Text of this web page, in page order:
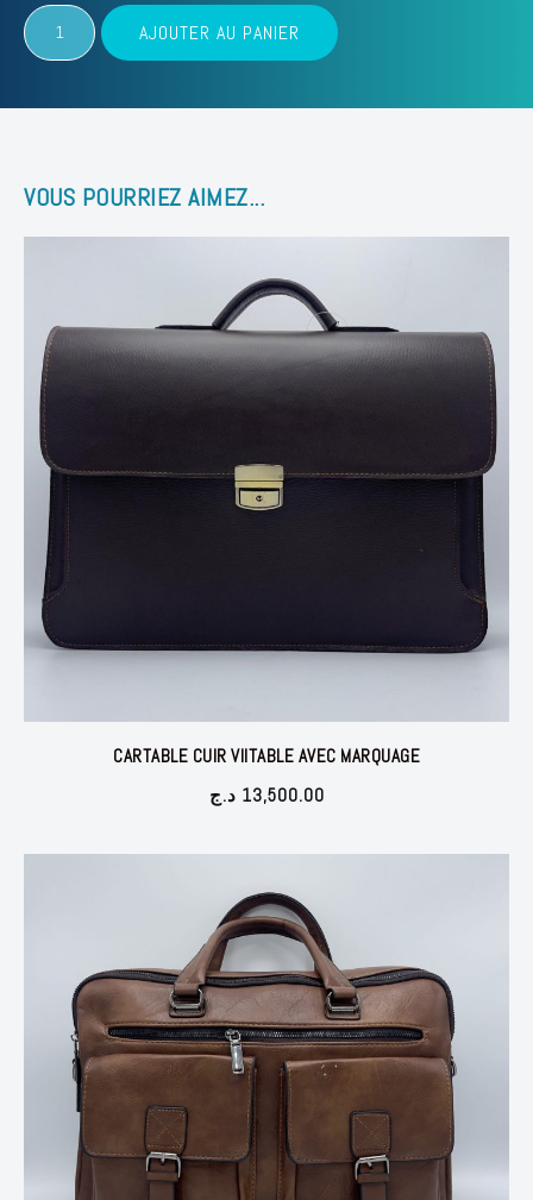
quantité
de
SAC
DOS
AJOUTER AU PANIER
VOUS POURRIEZ AIMEZ...
CARTABLE CUIR VIITABLE AVEC MARQUAGE
13,500.00 د.ج